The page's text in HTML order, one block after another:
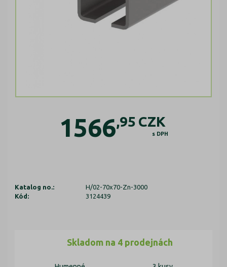
1566,95 CZK
s DPH
Katalog no.:
H/02-70x70-Zn-3000
Kód:
3124439
Skladom na 4 prodejnách